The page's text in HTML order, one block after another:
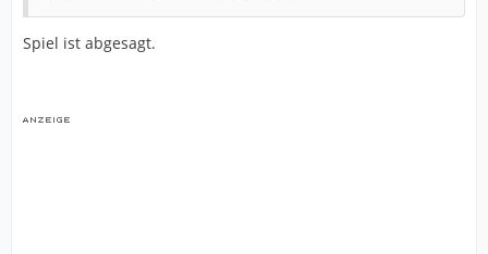
Spiel ist abgesagt.